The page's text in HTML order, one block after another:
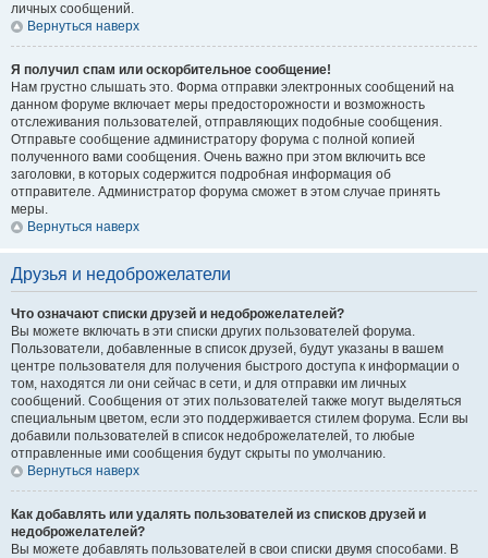
личных сообщений.
Вернуться наверх
Я получил спам или оскорбительное сообщение!
Нам грустно слышать это. Форма отправки электронных сообщений на
данном форуме включает меры предосторожности и возможность
отслеживания пользователей, отправляющих подобные сообщения.
Отправьте сообщение администратору форума с полной копией
полученного вами сообщения. Очень важно при этом включить все
заголовки, в которых содержится подробная информация об
отправителе. Администратор форума сможет в этом случае принять
меры.
Вернуться наверх
Друзья и недоброжелатели
Что означают списки друзей и недоброжелателей?
Вы можете включать в эти списки других пользователей форума.
Пользователи, добавленные в список друзей, будут указаны в вашем
центре пользователя для получения быстрого доступа к информации о
том, находятся ли они сейчас в сети, и для отправки им личных
сообщений. Сообщения от этих пользователей также могут выделяться
специальным цветом, если это поддерживается стилем форума. Если вы
добавили пользователей в список недоброжелателей, то любые
отправленные ими сообщения будут скрыты по умолчанию.
Вернуться наверх
Как добавлять или удалять пользователей из списков друзей и
недоброжелателей?
Вы можете добавлять пользователей в свои списки двумя способами. В